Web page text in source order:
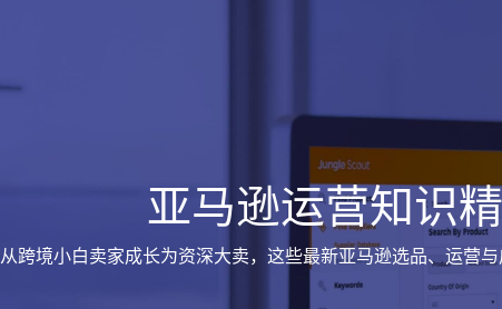
亚马逊运营知识
从跨境小白卖家成长为资深大卖，这些最新亚马逊选品、运营与